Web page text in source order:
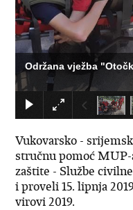
Održana vježba
Vukovarsko -
stručnu pomoć
zaštite - Službe
i proveli 15. lipnja
virovi 2019.